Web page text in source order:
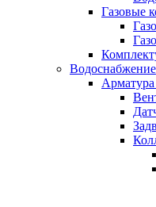
Газовые
Водоснабжение